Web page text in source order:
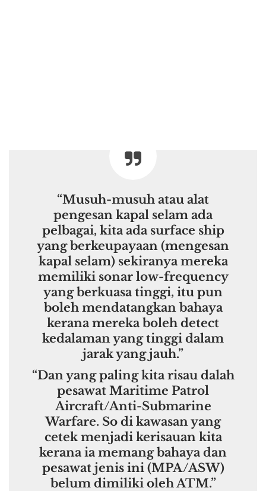
“Musuh-musuh atau alat
pengesan kapal selam ada
pelbagai, kita ada surface ship
yang berkeupayaan (mengesan
kapal selam) sekiranya mereka
memiliki sonar low-frequency
yang berkuasa tinggi, itu pun
boleh mendatangkan bahaya
kerana mereka boleh detect
kedalaman yang tinggi dalam
jarak yang jauh.”
“Dan yang paling kita risau dalah
pesawat Maritime Patrol
Aircraft/Anti-Submarine
Warfare. So di kawasan yang
cetek menjadi kerisauan kita
kerana ia memang bahaya dan
pesawat jenis ini (MPA/ASW)
belum dimiliki oleh ATM.”